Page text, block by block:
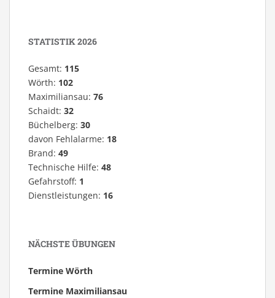
STATISTIK 2026
Gesamt: 115
Wörth: 102
Maximiliansau: 76
Schaidt: 32
Büchelberg: 30
davon Fehlalarme: 18
Brand: 49
Technische Hilfe: 48
Gefahrstoff: 1
Dienstleistungen: 16
NÄCHSTE ÜBUNGEN
Termine Wörth
Termine Maximiliansau